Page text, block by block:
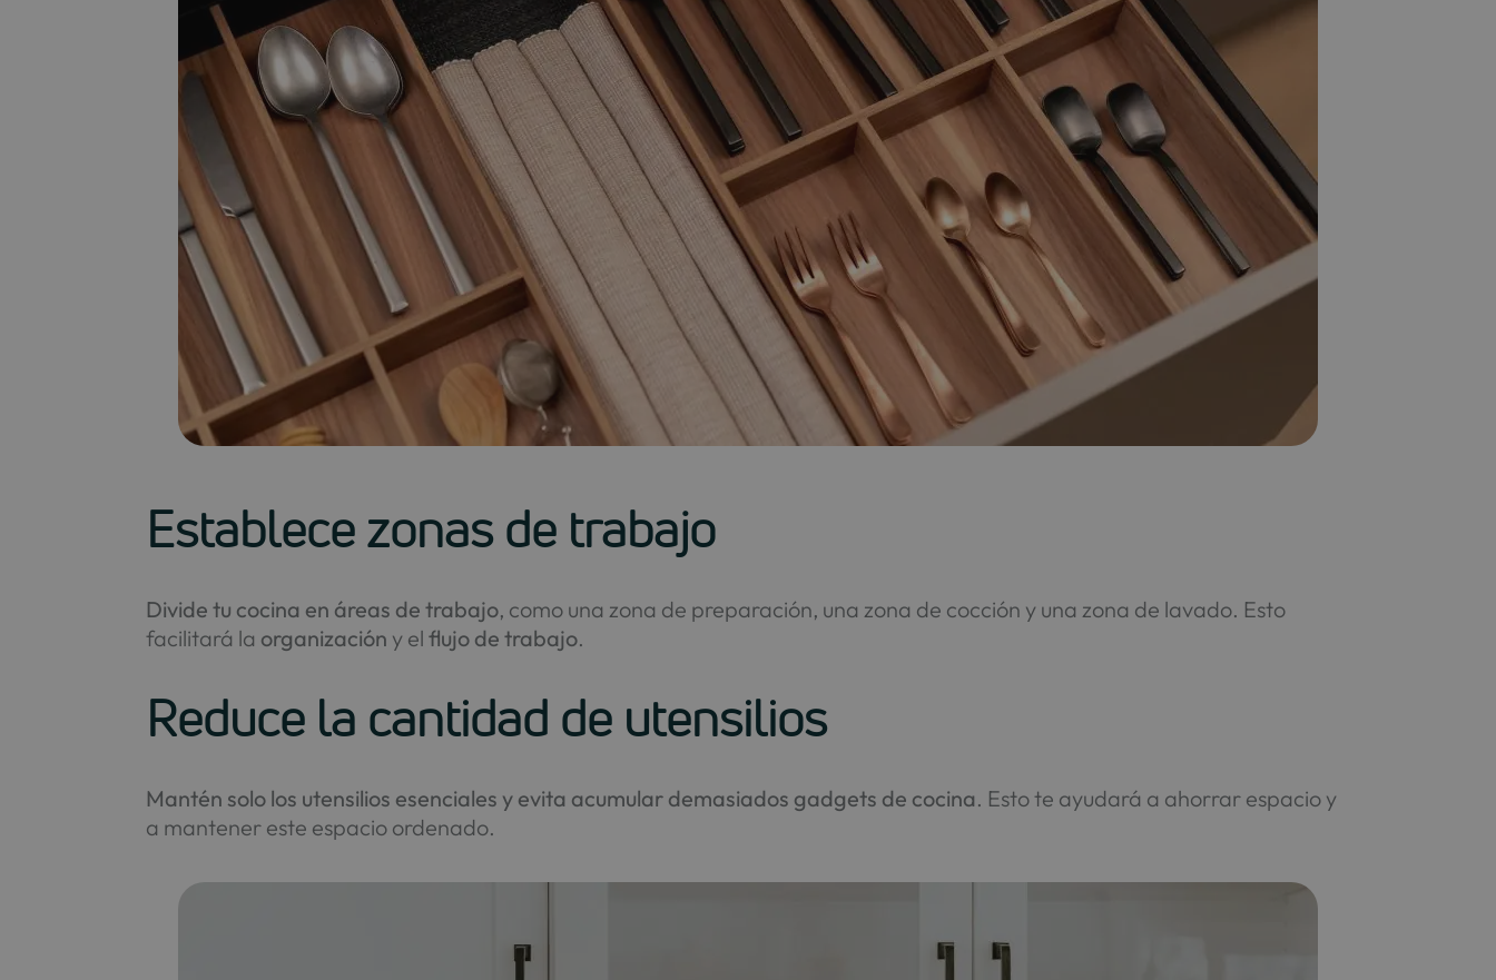
Establece zonas de trabajo
Divide tu cocina en áreas de trabajo, como una zona de preparación, una zona de cocción y una zona de lavado. Esto
facilitará la organización y elflujo de trabajo.
Reduce la cantidad de utensilios
Mantén solo los utensilios esenciales y evita acumular demasiados gadgets de cocina. Esto te ayudará a ahorrar espacio y
a mantener este espacio ordenado.